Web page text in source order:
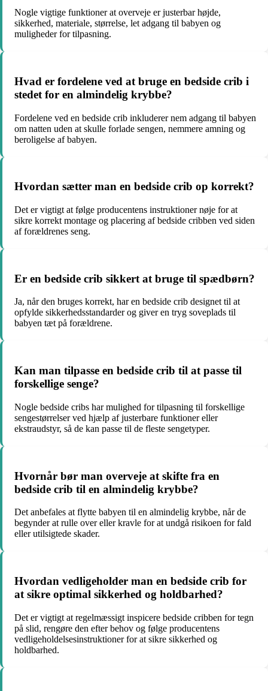
Nogle vigtige funktioner at overveje er justerbar højde,
sikkerhed, materiale, størrelse, let adgang til babyen og
muligheder for tilpasning.
Hvad er fordelene ved at bruge en bedside crib i
stedet for en almindelig krybbe?
Fordelene ved en bedside crib inkluderer nem adgang til babyen
om natten uden at skulle forlade sengen, nemmere amning og
beroligelse af babyen.
Hvordan sætter man en bedside crib op korrekt?
Det er vigtigt at følge producentens instruktioner nøje for at
sikre korrekt montage og placering af bedside cribben ved siden
af forældrenes seng.
Er en bedside crib sikkert at bruge til spædbørn?
Ja, når den bruges korrekt, har en bedside crib designet til at
opfylde sikkerhedsstandarder og giver en tryg soveplads til
babyen tæt på forældrene.
Kan man tilpasse en bedside crib til at passe til
forskellige senge?
Nogle bedside cribs har mulighed for tilpasning til forskellige
sengestørrelser ved hjælp af justerbare funktioner eller
ekstraudstyr, så de kan passe til de fleste sengetyper.
Hvornår bør man overveje at skifte fra en
bedside crib til en almindelig krybbe?
Det anbefales at flytte babyen til en almindelig krybbe, når de
begynder at rulle over eller kravle for at undgå risikoen for fald
eller utilsigtede skader.
Hvordan vedligeholder man en bedside crib for
at sikre optimal sikkerhed og holdbarhed?
Det er vigtigt at regelmæssigt inspicere bedside cribben for tegn
på slid, rengøre den efter behov og følge producentens
vedligeholdelsesinstruktioner for at sikre sikkerhed og
holdbarhed.